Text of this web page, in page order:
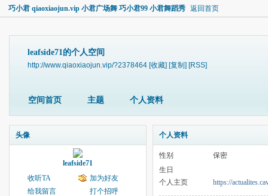
巧小君 qiaoxiaojun.vip 小君广场舞 巧小君99 小君舞蹈秀 返回首页
leafside71的个人空间
http://www.qiaoxiaojun.vip/?2378464 [收藏] [复制] [RSS]
空间首页 主题 个人资料
头像
leafside71
收听TA
加为好友
给我留言
打个招呼
个人资料
性别
保密
生日
个人主页
https://